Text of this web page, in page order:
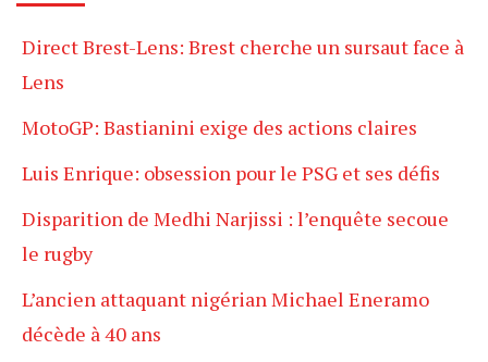
Direct Brest-Lens: Brest cherche un sursaut face à
Lens
MotoGP: Bastianini exige des actions claires
Luis Enrique: obsession pour le PSG et ses défis
Disparition de Medhi Narjissi : l’enquête secoue
le rugby
L’ancien attaquant nigérian Michael Eneramo
décède à 40 ans